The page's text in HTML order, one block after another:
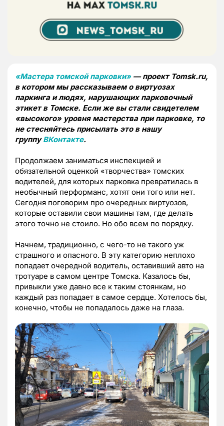
«Мастера томской парковки» — проект Tomsk.ru,
в котором мы рассказываем о виртуозах
паркинга и людях, нарушающих парковочный
этикет в Томске. Если же вы стали свидетелем
«высокого» уровня мастерства при парковке, то
не стесняйтесь присылать это в нашу
группуВКонтакте.
Продолжаем заниматься инспекцией и
обязательной оценкой «творчества» томских
водителей, для которых парковка превратилась в
необычный перформанс, хотят они того или нет.
Сегодня поговорим про очередных виртуозов,
которые оставили свои машины там, где делать
этого точно не стоило. Но обо всем по порядку.
Начнем, традиционно, с чего-то не такого уж
страшного и опасного. В эту категорию неплохо
попадает очередной водитель, оставивший авто на
тротуаре в самом центре Томска. Казалось бы,
привыкли уже давно все к таким стоянкам, но
каждый раз попадает в самое сердце. Хотелось бы,
конечно, чтобы не попадалось даже на глаза.